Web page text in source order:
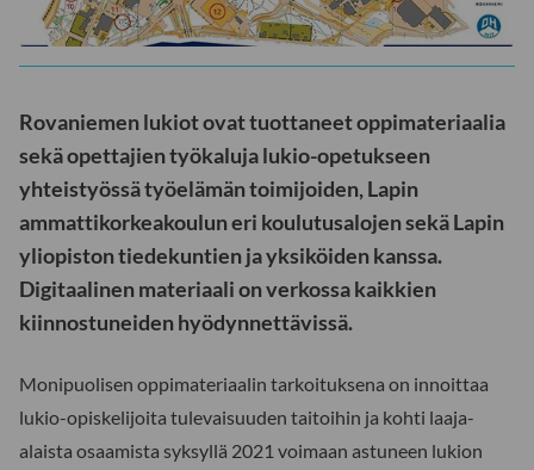
Rovaniemen lukiot ovat tuottaneet oppimateriaalia
sekä opettajien työkaluja lukio-opetukseen
yhteistyössä työelämän toimijoiden, Lapin
ammattikorkeakoulun eri koulutusalojen sekä Lapin
yliopiston tiedekuntien ja yksiköiden kanssa.
Digitaalinen materiaali on verkossa kaikkien
kiinnostuneiden hyödynnettävissä.
Monipuolisen oppimateriaalin tarkoituksena on innoittaa
lukio-opiskelijoita tulevaisuuden taitoihin ja kohti laaja-
alaista osaamista syksyllä 2021 voimaan astuneen lukion